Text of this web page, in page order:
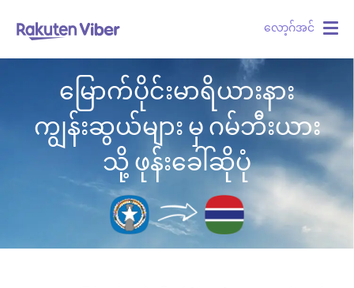
လော့ဂ်အင်
မြောက်ပိုင်းမာရိယားနား
ကျွန်းဆွယ်များ မှ ဂမ်ဘီးယား
သို့ ဖုန်းခေါ်ဆိုပုံ